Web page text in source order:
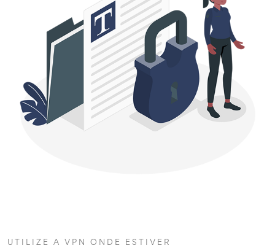
UTILIZE A VPN ONDE ESTIVER